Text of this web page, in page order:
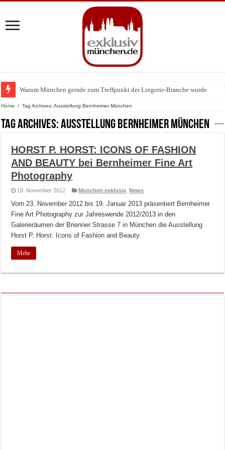
Warum München gerade zum Treffpunkt der Lingerie-Branche wurde
BMW Art Cars in München: Warum die rollenden Kunstwerke bis heute
Home / Tag Archives: Ausstellung Bernheimer München
Tag Archives:Ausstellung Bernheimer München
HORST P. HORST: ICONS OF FASHION
AND BEAUTY bei Bernheimer Fine Art
Photography
19. November 2012 München exklusiv ,News
Vom 23. November 2012 bis 19. Januar 2013 präsentiert Bernheimer
Fine Art Photography zur Jahreswende 2012/2013 in den
Galerieräumen der Brienner Strasse 7 in München die Ausstellung
Horst P. Horst: Icons of Fashion and Beauty.
Mehr